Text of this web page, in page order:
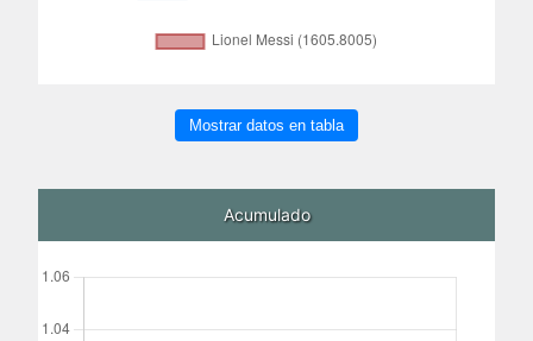
Mostrar datos en tabla
Acumulado